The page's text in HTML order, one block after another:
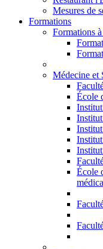
Mesures de
Formations
Formations
Médecine et
École
École